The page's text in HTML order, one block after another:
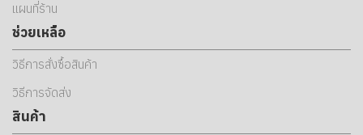
แผนที่ร้าน
ช่วยเหลือ
วิธีการสั่งซื้อสินค้า
วิธีการจัดส่ง
สินค้า